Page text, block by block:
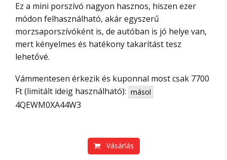
Ez a mini porszívó nagyon hasznos, hiszen ezer
módon felhasználható, akár egyszerű
morzsaporszívóként is, de autóban is jó helye van,
mert kényelmes és hatékony takarítást tesz
lehetővé.
Vámmentesen érkezik és kuponnal most csak 7700
Ft (limitált ideig használható): másol
4QEWM0XA44W3
Vásárlás